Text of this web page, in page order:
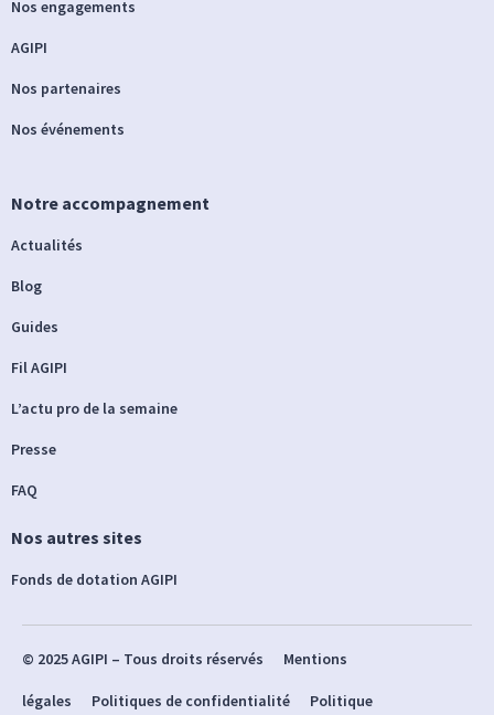
Nos engagements
AGIPI
Nos partenaires
Nos événements
Notre accompagnement
Actualités
Blog
Guides
Fil AGIPI
L’actu pro de la semaine
Presse
FAQ
Nos autres sites
Fonds de dotation AGIPI
© 2025 AGIPI – Tous droits réservés Mentions
légales Politiques de confidentialité Politique